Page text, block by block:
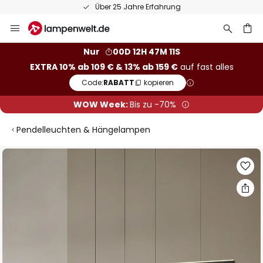
50 Tage kostenlose Retoure
Inhalt
Nur
00D 12H 47M 10S
EXTRA 10% ab 109 € & 13% ab 159 €auf fast alles
Code:RABATT kopieren
WOW Week:Bis zu -70%
Pendelleuchten & Hängelampen
Zum